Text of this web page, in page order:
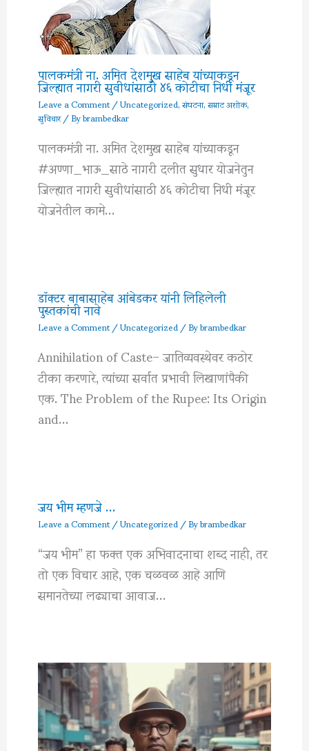
पालकमंत्री ना. अमित देशमुख साहेब यांच्याकडून
जिल्ह्यात नागरी सुवीधांसाठी ४६ कोटीचा निधी मंजूर
Leave a Comment/Uncategorized,संघटना,सम्राट अशोक,
सुविचार/ Bybrambedkar
पालकमंत्री ना. अमित देशमुख साहेब यांच्याकडून
#अण्णा_भाऊ_साठे नागरी दलीत सुधार योजनेतुन
जिल्ह्यात नागरी सुवीधांसाठी ४६ कोटीचा निधी मंजूर
योजनेतील कामे…
डॉक्टर बाबासाहेब आंबेडकर यांनी लिहिलेली
पुस्तकांची नावे
Leave a Comment/Uncategorized/ Bybrambedkar
Annihilation of Caste– जातिव्यवस्थेवर कठोर
टीका करणारे, त्यांच्या सर्वात प्रभावी लिखाणांपैकी
एक. The Problem of the Rupee: Its Origin
and…
जय भीम म्हणजे …
Leave a Comment/Uncategorized/ Bybrambedkar
“जय भीम” हा फक्त एक अभिवादनाचा शब्द नाही, तर
तो एक विचार आहे, एक चळवळ आहे आणि
समानतेच्या लढ्याचा आवाज…